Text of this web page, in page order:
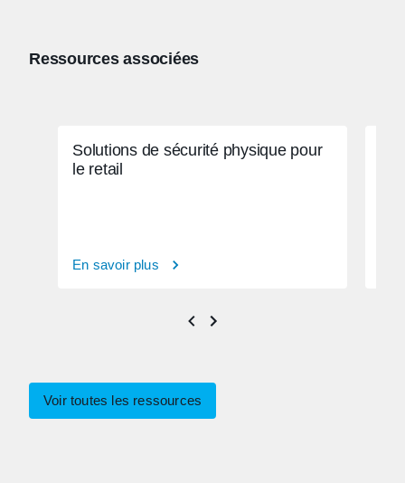
Ressources associées
Solutions de sécurité physique pour
le retail
En savoir plus
Voir toutes les ressources